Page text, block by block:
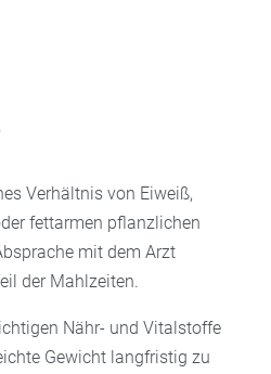
Verhältnis von Eiweiß,
fettarmen pflanzlichen
mit dem Arzt
der Mahlzeiten.
Nähr- und Vitalstoffe
Gewicht langfristig zu